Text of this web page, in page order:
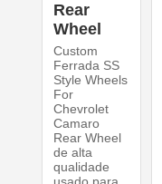
Rear
Wheel
Custom
Ferrada SS
Style Wheels
For
Chevrolet
Camaro
Rear Wheel
de alta
qualidade